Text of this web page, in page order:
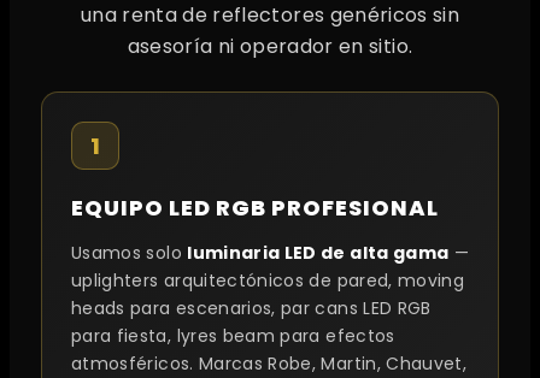
una renta de reflectores genéricos sin
asesoría ni operador en sitio.
1
EQUIPO LED RGB PROFESIONAL
Usamos solo luminaria LED de alta gama —
uplighters arquitectónicos de pared, moving
heads para escenarios, par cans LED RGB
para fiesta, lyres beam para efectos
atmosféricos. Marcas Robe, Martin, Chauvet,